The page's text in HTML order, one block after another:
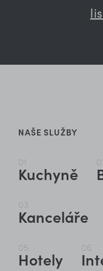
NAŠE SLUŽBY
01
Kuchyně
03
Kanceláře
05
Hotely
06